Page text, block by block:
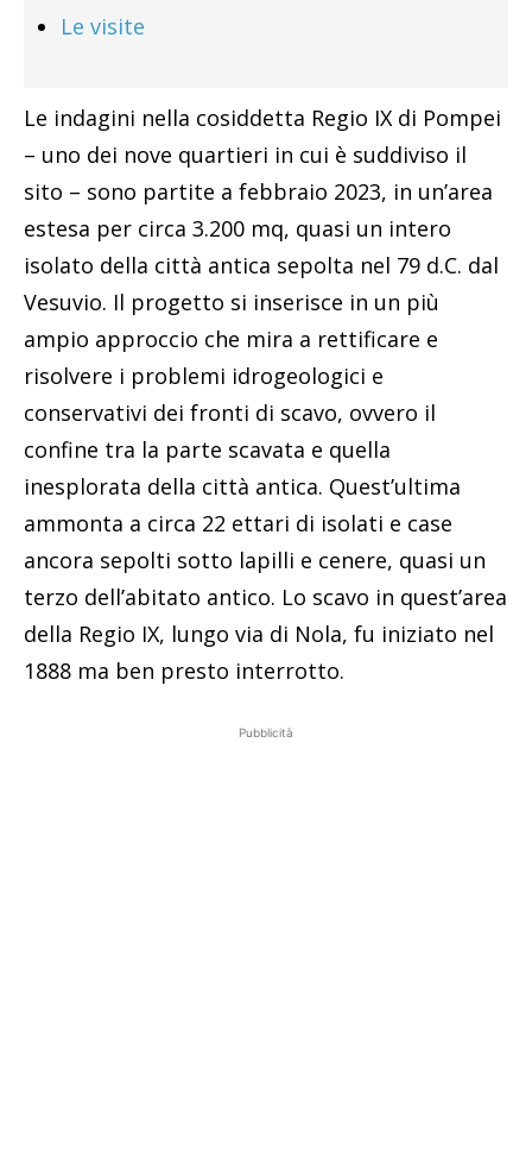
Le visite
Le indagini nella cosiddetta Regio IX di Pompei
– uno dei nove quartieri in cui è suddiviso il
sito – sono partite a febbraio 2023, in un’area
estesa per circa 3.200 mq, quasi un intero
isolato della città antica sepolta nel 79 d.C. dal
Vesuvio. Il progetto si inserisce in un più
ampio approccio che mira a rettificare e
risolvere i problemi idrogeologici e
conservativi dei fronti di scavo, ovvero il
confine tra la parte scavata e quella
inesplorata della città antica. Quest’ultima
ammonta a circa 22 ettari di isolati e case
ancora sepolti sotto lapilli e cenere, quasi un
terzo dell’abitato antico. Lo scavo in quest’area
della Regio IX, lungo via di Nola, fu iniziato nel
1888 ma ben presto interrotto.
Pubblicità